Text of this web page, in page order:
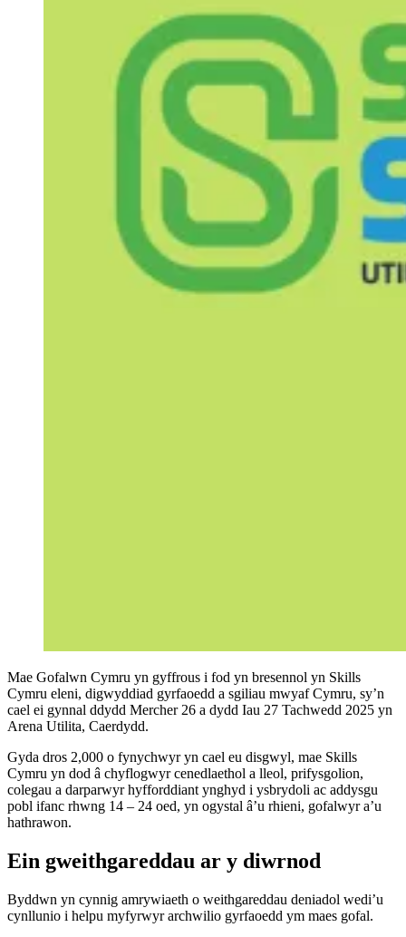
Mae Gofalwn Cymru yn gyffrous i fod yn bresennol yn Skills
Cymru eleni, digwyddiad gyrfaoedd a sgiliau mwyaf Cymru, sy’n
cael ei gynnal ddydd Mercher 26 a dydd Iau 27 Tachwedd 2025 yn
Arena Utilita, Caerdydd.
Gyda dros 2,000 o fynychwyr yn cael eu disgwyl, mae Skills
Cymru yn dod â chyflogwyr cenedlaethol a lleol, prifysgolion,
colegau a darparwyr hyfforddiant ynghyd i ysbrydoli ac addysgu
pobl ifanc rhwng 14 – 24 oed, yn ogystal â’u rhieni, gofalwyr a’u
hathrawon.
Ein gweithgareddau ar y diwrnod
Byddwn yn cynnig amrywiaeth o weithgareddau deniadol wedi’u
cynllunio i helpu myfyrwyr archwilio gyrfaoedd ym maes gofal.